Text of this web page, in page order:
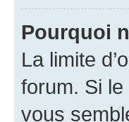
Pourquoi
La limite
forum. Si
vous